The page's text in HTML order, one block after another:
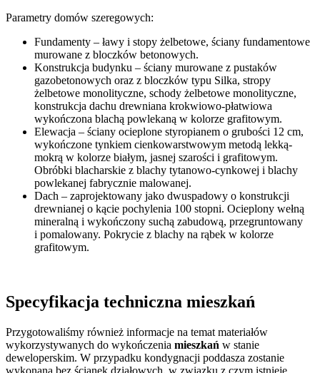
Parametry domów szeregowych:
Fundamenty – ławy i stopy żelbetowe, ściany fundamentowe
murowane z bloczków betonowych.
Konstrukcja budynku – ściany murowane z pustaków
gazobetonowych oraz z bloczków typu Silka, stropy
żelbetowe monolityczne, schody żelbetowe monolityczne,
konstrukcja dachu drewniana krokwiowo-płatwiowa
wykończona blachą powlekaną w kolorze grafitowym.
Elewacja – ściany ocieplone styropianem o grubości 12 cm,
wykończone tynkiem cienkowarstwowym metodą lekką-
mokrą w kolorze białym, jasnej szarości i grafitowym.
Obróbki blacharskie z blachy tytanowo-cynkowej i blachy
powlekanej fabrycznie malowanej.
Dach – zaprojektowany jako dwuspadowy o konstrukcji
drewnianej o kącie pochylenia 100 stopni. Ocieplony wełną
mineralną i wykończony suchą zabudową, przegruntowany
i pomalowany. Pokrycie z blachy na rąbek w kolorze
grafitowym.
Specyfikacja techniczna mieszkań
Przygotowaliśmy również informacje na temat materiałów
wykorzystywanych do wykończenia mieszkań w stanie
deweloperskim. W przypadku kondygnacji poddasza zostanie
wykonana bez ścianek działowych, w związku z czym istnieje